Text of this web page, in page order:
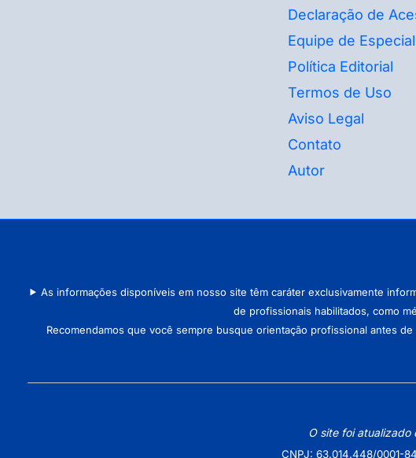
Declaração de
Equipe de
Política Editorial
Termos de Uso
Aviso Legal
Contato
Autor
As informações disponíveis em nosso site têm caráter exclusivamente
de profissionais habilitados, como
Recomendamos que você sempre busque orientação profissional antes
O site foi
CNPJ: 63.014.448/0001-